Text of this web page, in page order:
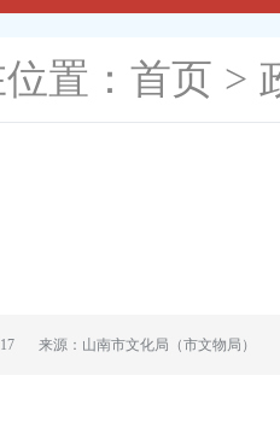
置： 首页 >
来源：山南市文化局（市文物局）